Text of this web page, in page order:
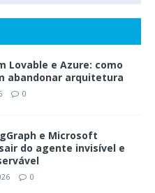
Lovable e Azure: como
abandonar arquitetura
0
e Microsoft
do agente invisível e
0